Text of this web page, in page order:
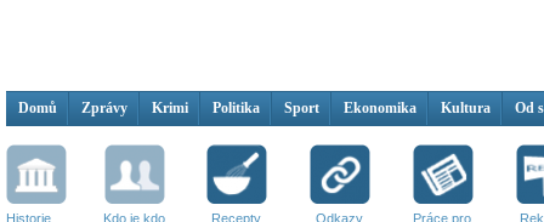
Domů Zprávy Krimi Politika Sport Ekonomika Kultura Od
Historie
Kdo je kdo Recepty Odkazy
Práce pro